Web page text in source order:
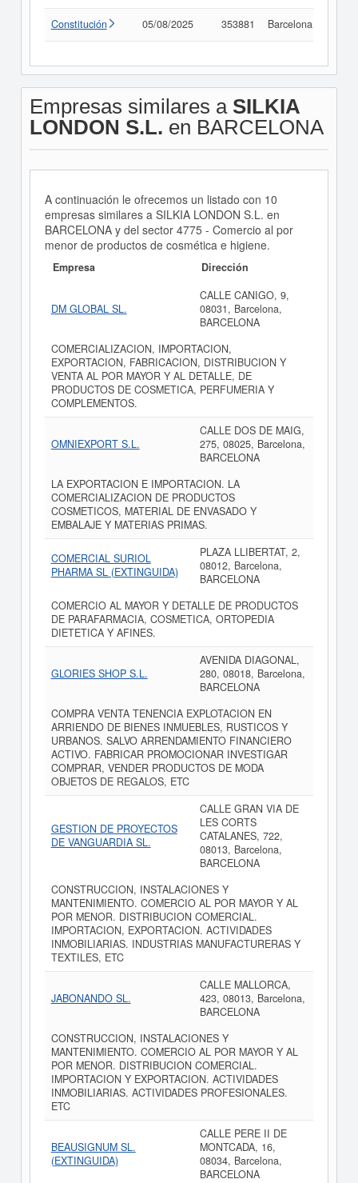
Constitución 05/08/2025 353881 Barcelona
Empresas similares a SILKIA
LONDON S.L. en BARCELONA
A continuación le ofrecemos un listado con 10
empresas similares a SILKIA LONDON S.L. en
BARCELONA y del sector 4775 - Comercio al por
menor de productos de cosmética e higiene.
Empresa Dirección
DM GLOBAL SL.
CALLE CANIGO, 9,
08031, Barcelona,
BARCELONA
COMERCIALIZACION, IMPORTACION,
EXPORTACION, FABRICACION, DISTRIBUCION Y
VENTA AL POR MAYOR Y AL DETALLE, DE
PRODUCTOS DE COSMETICA, PERFUMERIA Y
COMPLEMENTOS.
OMNIEXPORT S.L.
CALLE DOS DE MAIG,
275, 08025, Barcelona,
BARCELONA
LA EXPORTACION E IMPORTACION. LA
COMERCIALIZACION DE PRODUCTOS
COSMETICOS, MATERIAL DE ENVASADO Y
EMBALAJE Y MATERIAS PRIMAS.
COMERCIAL SURIOL
PHARMA SL (EXTINGUIDA)
PLAZA LLIBERTAT, 2,
08012, Barcelona,
BARCELONA
COMERCIO AL MAYOR Y DETALLE DE PRODUCTOS
DE PARAFARMACIA, COSMETICA, ORTOPEDIA
DIETETICA Y AFINES.
GLORIES SHOP S.L.
AVENIDA DIAGONAL,
280, 08018, Barcelona,
BARCELONA
COMPRA VENTA TENENCIA EXPLOTACION EN
ARRIENDO DE BIENES INMUEBLES, RUSTICOS Y
URBANOS. SALVO ARRENDAMIENTO FINANCIERO
ACTIVO. FABRICAR PROMOCIONAR INVESTIGAR
COMPRAR, VENDER PRODUCTOS DE MODA
OBJETOS DE REGALOS, ETC
GESTION DE PROYECTOS
DE VANGUARDIA SL.
CALLE GRAN VIA DE
LES CORTS
CATALANES, 722,
08013, Barcelona,
BARCELONA
CONSTRUCCION, INSTALACIONES Y
MANTENIMIENTO. COMERCIO AL POR MAYOR Y AL
POR MENOR. DISTRIBUCION COMERCIAL.
IMPORTACION, EXPORTACION. ACTIVIDADES
INMOBILIARIAS. INDUSTRIAS MANUFACTURERAS Y
TEXTILES, ETC
JABONANDO SL.
CALLE MALLORCA,
423, 08013, Barcelona,
BARCELONA
CONSTRUCCION, INSTALACIONES Y
MANTENIMIENTO. COMERCIO AL POR MAYOR Y AL
POR MENOR. DISTRIBUCION COMERCIAL.
IMPORTACION Y EXPORTACION. ACTIVIDADES
INMOBILIARIAS. ACTIVIDADES PROFESIONALES.
ETC
BEAUSIGNUM SL.
(EXTINGUIDA)
CALLE PERE II DE
MONTCADA, 16,
08034, Barcelona,
BARCELONA